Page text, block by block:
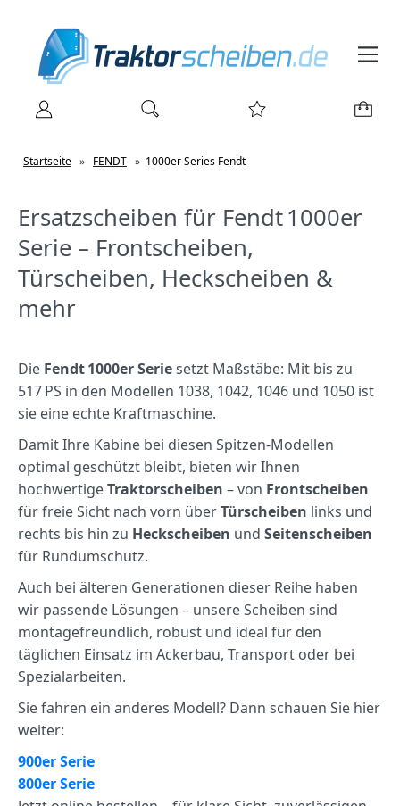
Startseite » FENDT » 1000er Series Fendt
Ersatzscheiben für Fendt 1000er
Serie – Frontscheiben,
Türscheiben, Heckscheiben &
mehr
Die Fendt 1000er Seriesetzt Maßstäbe: Mit bis zu
517 PS in den Modellen 1038, 1042, 1046 und 1050 ist
sie eine echte Kraftmaschine.
Damit Ihre Kabine bei diesen Spitzen‑Modellen
optimal geschützt bleibt, bieten wir Ihnen
hochwertigeTraktorscheiben – von Frontscheiben
für freie Sicht nach vorn überTürscheiben links und
rechts bis hin zu Heckscheiben und Seitenscheiben
für Rundumschutz.
Auch bei älteren Generationen dieser Reihe haben
wir passende Lösungen – unsere Scheiben sind
montagefreundlich, robust und ideal für den
täglichen Einsatz im Ackerbau, Transport oder bei
Spezialarbeiten.
Sie fahren ein anderes Modell? Dann schauen Sie hier
weiter:
900er Serie
800er Serie